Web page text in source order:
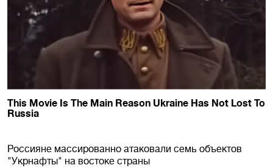
Россияне массированно атаковали семь объектов
"Укрнафты" на востоке страны